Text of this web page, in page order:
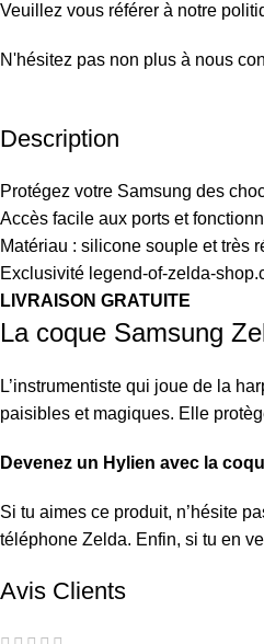
Veuillez vous référer à notre
N'hésitez pas non plus à nous
Description
Protégez votre Samsung des
Accès facile aux ports et
Matériau : silicone souple et très
Exclusivité legend-of-zelda-
LIVRAISON GRATUITE
La coque Samsung
L’instrumentiste qui joue de la
paisibles et magiques. Elle
Devenez un Hylien avec la
Si tu aimes ce produit, n’hésite
téléphone Zelda. Enfin, si tu en
Avis Clients